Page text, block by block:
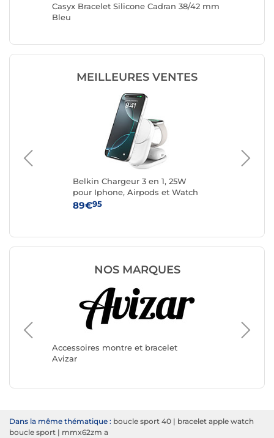
Casyx Bracelet Silicone Cadran 38/42 mm
Bleu
MEILLEURES VENTES
Belkin Chargeur 3 en 1, 25W
pour Iphone, Airpods et Watch
QI2.2 (Blanc)
89€95
NOS MARQUES
Accessoires montre et bracelet
Avizar
Dans la même thématique : boucle sport 40 | bracelet apple watch
boucle sport | mmx62zm a